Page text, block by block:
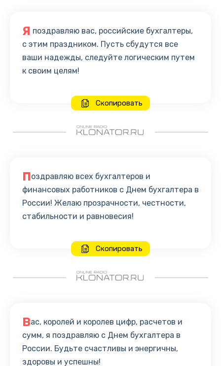
Я поздравляю вас, российские бухгалтеры,
с этим праздником. Пусть сбудутся все
ваши надежды, следуйте логическим путем
к своим целям!
Скопировать
Поздравляю всех бухгалтеров и
финансовых работников с Днем бухгалтера в
России! Желаю прозрачности, честности,
стабильности и равновесия!
Скопировать
Вас, королей и королев цифр, расчетов и
сумм, я поздравляю с Днем бухгалтера в
России. Будьте счастливы и энергичны,
здоровы и успешны!